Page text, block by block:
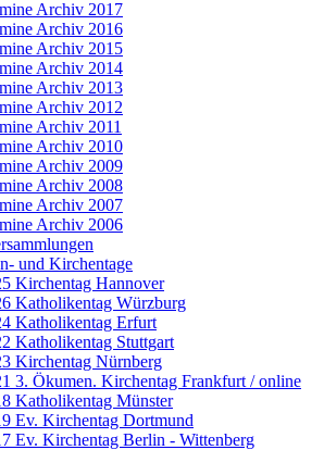
Archiv 2017
Archiv 2016
Archiv 2015
Archiv 2014
Archiv 2013
Archiv 2012
Archiv 2011
Archiv 2010
Archiv 2009
Archiv 2008
Archiv 2007
Archiv 2006
und Kirchentage
Kirchentag Hannover
Katholikentag Würzburg
Katholikentag Erfurt
Katholikentag Stuttgart
Kirchentag Nürnberg
3. Ökumen. Kirchentag Frankfurt / online
Katholikentag Münster
Ev. Kirchentag Dortmund
Ev. Kirchentag Berlin - Wittenberg